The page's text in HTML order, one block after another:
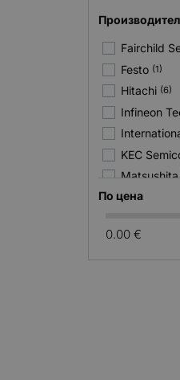
Производител
Fairchild
Festo (1)
Hitachi (6)
Infineon
KEC
Matsushita
Mitsubishi
NEC
По цена
0.00 €